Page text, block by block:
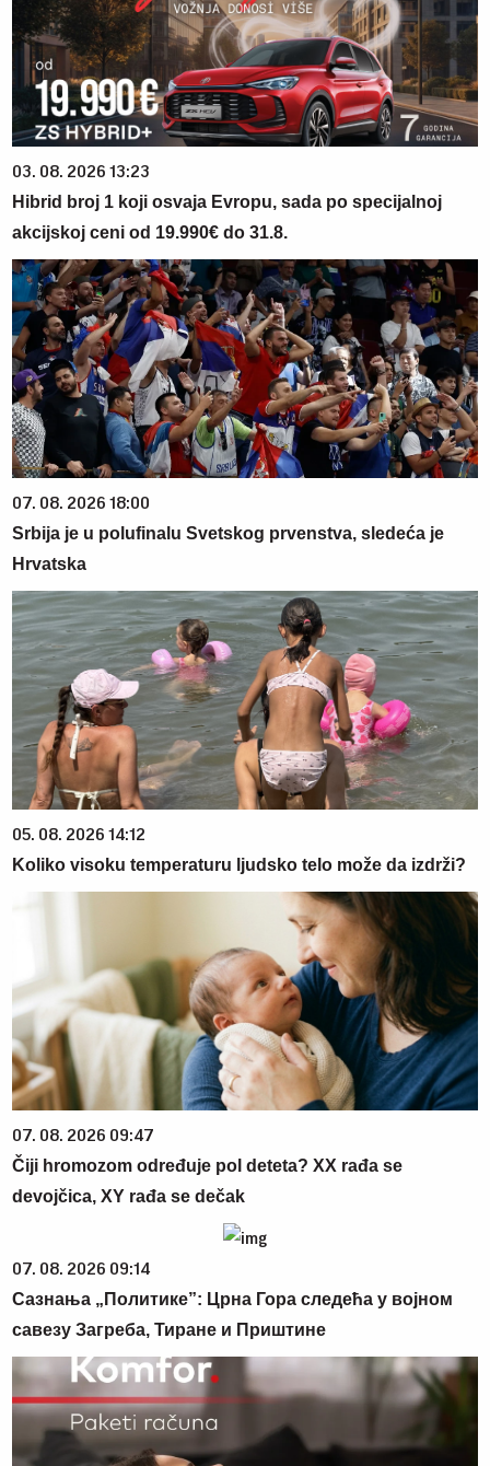
03. 08. 2026 13:23
Hibrid broj 1 koji osvaja Evropu, sada po specijalnoj
akcijskoj ceni od 19.990€ do 31.8.
07. 08. 2026 18:00
Srbija je u polufinalu Svetskog prvenstva, sledeća je
Hrvatska
05. 08. 2026 14:12
Koliko visoku temperaturu ljudsko telo može da izdrži?
07. 08. 2026 09:47
Čiji hromozom određuje pol deteta? XX rađa se
devojčica, XY rađa se dečak
07. 08. 2026 09:14
Сазнања „Политике”: Црна Гора следећа у војном
савезу Загреба, Тиране и Приштине